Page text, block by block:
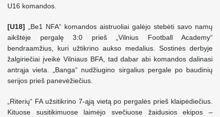
U16 komandos.
[U18] „Be1 NFA“ komandos aistruoliai galėjo stebėti savo namų
aikštėje pergalę 3:0 prieš „Vilnius Football Academy“
bendraamžius, kuri užtikrino aukso medalius. Sostinės derbyje
žalgiriečiai įveikė Vilniaus BFA, tad dabar abi komandos dalinasi
antrąja vieta. „Banga“ nudžiugino sirgalius pergale po baudinių
serijos prieš panevėžiečius.
„Riterių“ FA užsitikrino 7-ąją vietą po pergalės prieš klaipėdiečius.
Kituose susitikimuose laimėjo svečiuose žaidusios ekipos –